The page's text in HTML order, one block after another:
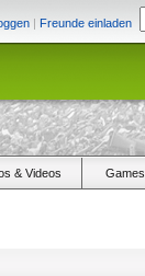
| Freunde einladen
& Videos Games